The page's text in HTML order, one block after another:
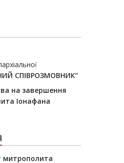
СПІВРОЗМОВНИК”
на завершення
Іонафана
митрополита